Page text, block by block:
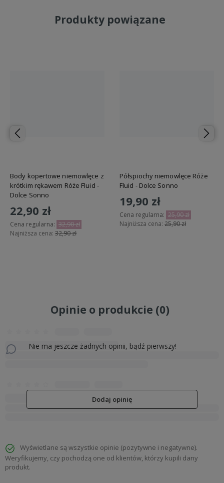
Produkty powiązane
Body kopertowe niemowlęce z
krótkim rękawem Róże Fluid -
Dolce Sonno
22,90 zł
Cena regularna: 32,90 zł
Najniższa cena: 32,90 zł
Półspiochy niemowlęce Róże
Fluid - Dolce Sonno
19,90 zł
Cena regularna: 25,90 zł
Najniższa cena: 25,90 zł
Opinie o produkcie (0)
Nie ma jeszcze żadnych opinii, bądź pierwszy!
Dodaj opinię
Wyświetlane są wszystkie opinie (pozytywne i negatywne).
Weryfikujemy, czy pochodzą one od klientów, którzy kupili dany
produkt.